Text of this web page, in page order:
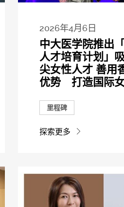
2026年4月6日
中大医学院推出
人才培育计划」
尖女性人才 善用
优势 打造国际
里程碑
探索更多